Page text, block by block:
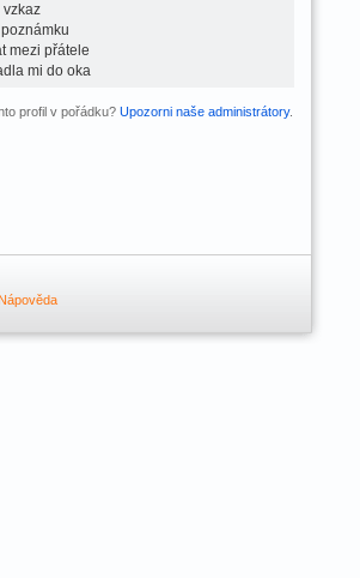
vzkaz
mezi přátele
mi do oka
profil v pořádku? Upozorni naše administrátory.